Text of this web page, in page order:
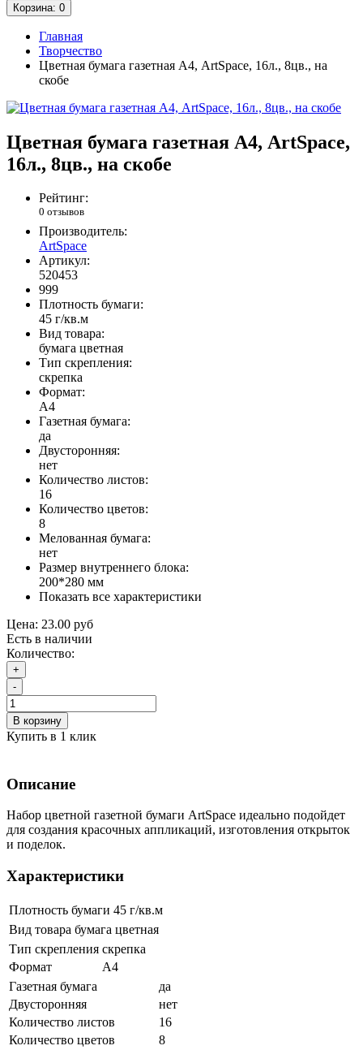
Корзина: 0
Главная
Творчество
Цветная бумага газетная А4, ArtSpace, 16л., 8цв., на
скобе
Цветная бумага газетная А4, ArtSpace,
16л., 8цв., на скобе
Рейтинг:
0 отзывов
Производитель:
ArtSpace
Артикул:
520453
999
Плотность бумаги:
45 г/кв.м
Вид товара:
бумага цветная
Тип скрепления:
скрепка
Формат:
А4
Газетная бумага:
да
Двусторонняя:
нет
Количество листов:
16
Количество цветов:
8
Мелованная бумага:
нет
Размер внутреннего блока:
200*280 мм
Показать все характеристики
Цена: 23.00 руб
Есть в наличии
Количество:
+
-
В корзину
Купить в 1 клик
Описание
Набор цветной газетной бумаги ArtSpace идеально подойдет
для создания красочных аппликаций, изготовления открыток
и поделок.
Характеристики
Плотность бумаги 45 г/кв.м
Вид товара бумага цветная
Тип скрепления скрепка
Формат
А4
Газетная бумага
да
Двусторонняя
нет
Количество листов
16
Количество цветов
8